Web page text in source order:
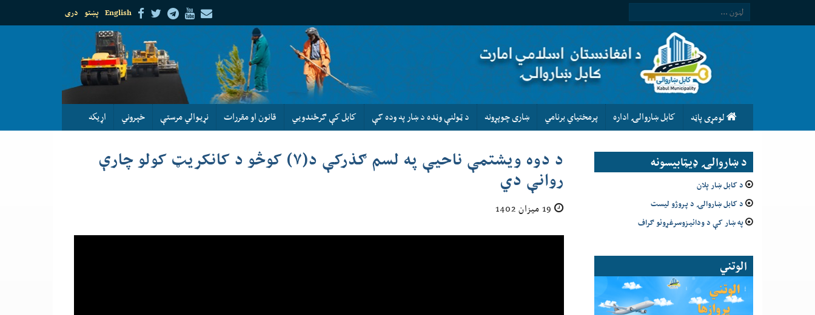
دری پښتو English
لومړى پاڼه كابل ښاروالۍ اداره پرمختیاي برنامي ښاری چوپړونه د ټولنې وڼده د ښار په وده کې كابل كې ګرځندويي قانون او مقررات نړيوالي مرستې خپروني اړيكه
د ښاروالۍ ډيټابيسونه
د کابل ښار پلان
د کابل ښاروالۍ د پروژو لیست
په ښار کې د ودانیزوسرغړونو ګراف
الوتني
د دوه ویشتمې ناحیې په لسم ګذرکې د(۷) کوڅو د کانکریټ کولو چارې
روانې دي